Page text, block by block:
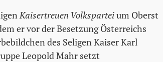
Kaisertreuen Volksparteium Oberst
er vor der Besetzung Österreichs
des Seligen Kaiser Karl
Leopold Mahr setzt